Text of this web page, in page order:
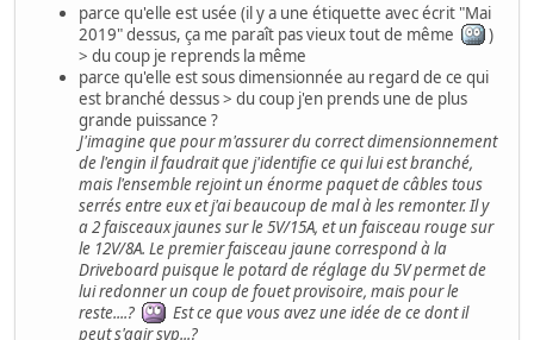
parce qu'elle est usée (il y a une étiquette avec écrit "Mai
2019" dessus, ça me paraît pas vieux tout de même
)
> du coup je reprends la même
parce qu'elle est sous dimensionnée au regard de ce qui
est branché dessus > du coup j'en prends une de plus
grande puissance ?
J'imagine que pour m'assurer du correct dimensionnement
de l'engin il faudrait que j'identifie ce qui lui est branché,
mais l'ensemble rejoint un énorme paquet de câbles tous
serrés entre eux et j'ai beaucoup de mal à les remonter. Il y
a 2 faisceaux jaunes sur le 5V/15A, et un faisceau rouge sur
le 12V/8A. Le premier faisceau jaune correspond à la
Driveboard puisque le potard de réglage du 5V permet de
lui redonner un coup de fouet provisoire, mais pour le
reste....?
Est ce que vous avez une idée de ce dont il
peut s'agir svp...?